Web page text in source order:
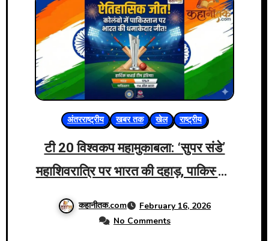
अंतरराष्ट्रीय खबर तक खेल राष्ट्रीय
टी 20 विश्वकप महामुकाबला: ‘सुपर संडे’
महाशिवरात्रि पर भारत की दहाड़, पाकिस्तान
कहानीतक.com
February 16, 2026
No Comments